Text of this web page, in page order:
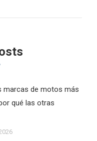
marcas de motos más
qué las otras